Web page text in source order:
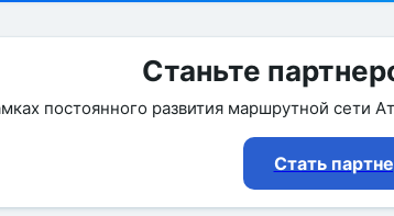
Станьте
постоянного развития маршрутной сети
Стать